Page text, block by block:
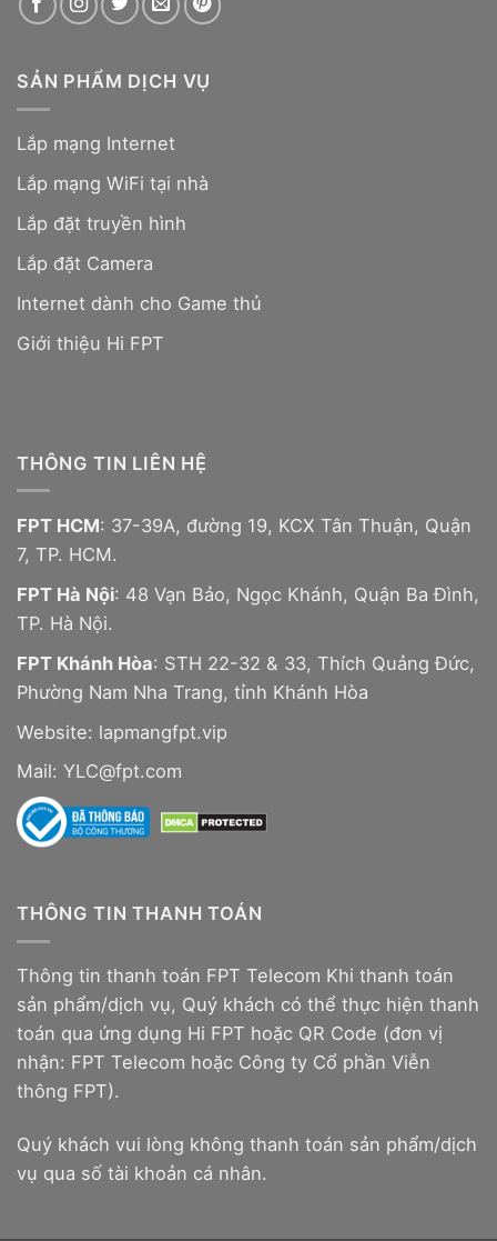
SẢN PHẨM DỊCH VỤ
Lắp mạng Internet
Lắp mạng WiFi tại nhà
Lắp đặt truyền hình
Lắp đặt Camera
Internet dành cho Game thủ
Giới thiệu Hi FPT
THÔNG TIN LIÊN HỆ
FPT HCM: 37-39A, đường 19, KCX Tân Thuận, Quận
7, TP. HCM.
FPT Hà Nội: 48 Vạn Bảo, Ngọc Khánh, Quận Ba Đình,
TP. Hà Nội.
FPT Khánh Hòa: STH 22-32 & 33, Thích Quảng Đức,
Phường Nam Nha Trang, tỉnh Khánh Hòa
Website: lapmangfpt.vip
Mail: YLC@fpt.com
THÔNG TIN THANH TOÁN
Thông tin thanh toán FPT Telecom Khi thanh toán
sản phẩm/dịch vụ, Quý khách có thể thực hiện thanh
toán qua ứng dụng Hi FPT hoặc QR Code (đơn vị
nhận: FPT Telecom hoặc Công ty Cổ phần Viễn
thông FPT).
Quý khách vui lòng không thanh toán sản phẩm/dịch
vụ qua số tài khoản cá nhân.